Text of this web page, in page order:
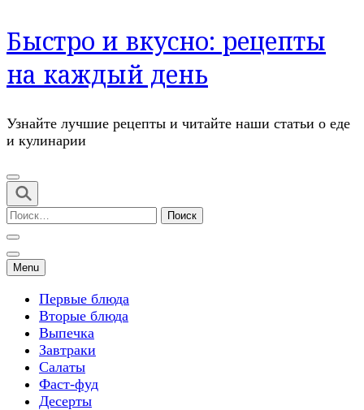
Перейти
к
содержимому
(нажмите
Быстро и вкусно: рецепты
на каждый день
Узнайте лучшие рецепты и читайте наши статьи о еде
и кулинарии
Найти:
Menu
Первые блюда
Вторые блюда
Выпечка
Завтраки
Салаты
Фаст-фуд
Десерты